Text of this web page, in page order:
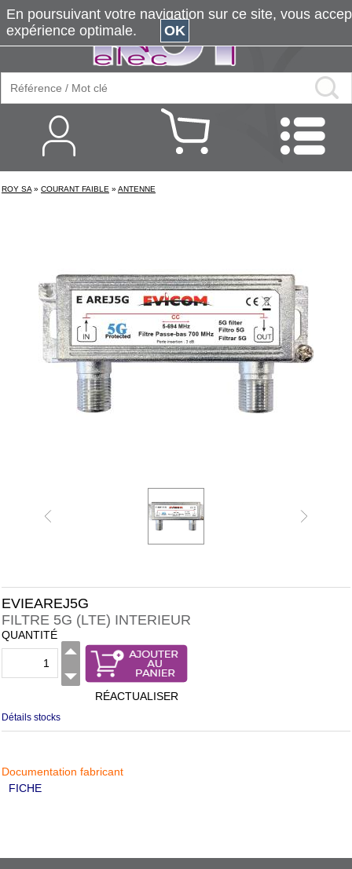
ROY SA » COURANT FAIBLE » ANTENNE
EVIEAREJ5G
FILTRE 5G (LTE) INTERIEUR
QUANTITÉ
RÉACTUALISER
Détails stocks
Documentation fabricant
FICHE
En poursuivant votre navigation sur ce site, vous
expérience optimale.
OK